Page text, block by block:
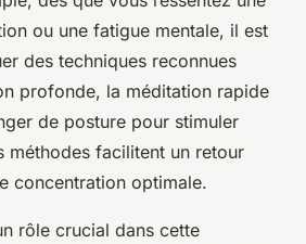
ou une fatigue mentale, il est
des techniques reconnues
profonde, la méditation rapide
de posture pour stimuler
méthodes facilitent un retour
concentration optimale.
rôle crucial dans cette